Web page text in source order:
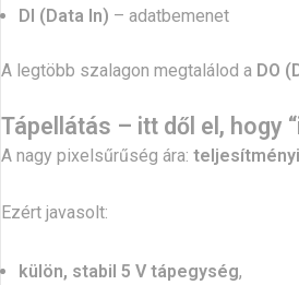
DI (Data In) – adatbemenet
A legtöbb szalagon megtalálod a DO
Tápellátás – itt dől el, hogy
A nagy pixelsűrűség ára:
Ezért javasolt:
külön, stabil 5 V tápegység,